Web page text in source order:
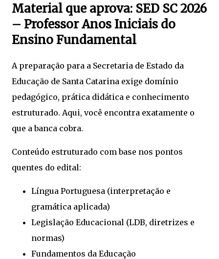
Material que aprova: SED SC 2026
– Professor Anos Iniciais do
Ensino Fundamental
A preparação para a Secretaria de Estado da
Educação de Santa Catarina exige domínio
pedagógico, prática didática e conhecimento
estruturado. Aqui, você encontra exatamente o
que a banca cobra.
Conteúdo estruturado com base nos pontos
quentes do edital:
Língua Portuguesa (interpretação e
gramática aplicada)
Legislação Educacional (LDB, diretrizes e
normas)
Fundamentos da Educação